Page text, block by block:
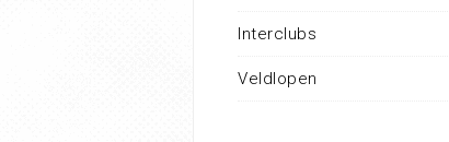
Interclubs
Veldlopen